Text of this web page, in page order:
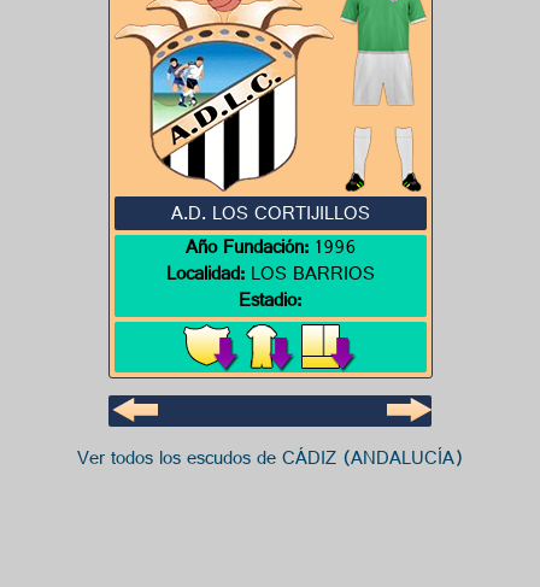
A.D. LOS CORTIJILLOS
Año Fundación:1996
Localidad:LOS BARRIOS
Estadio:
Ver todos los escudos de CÁDIZ (ANDALUCÍA)